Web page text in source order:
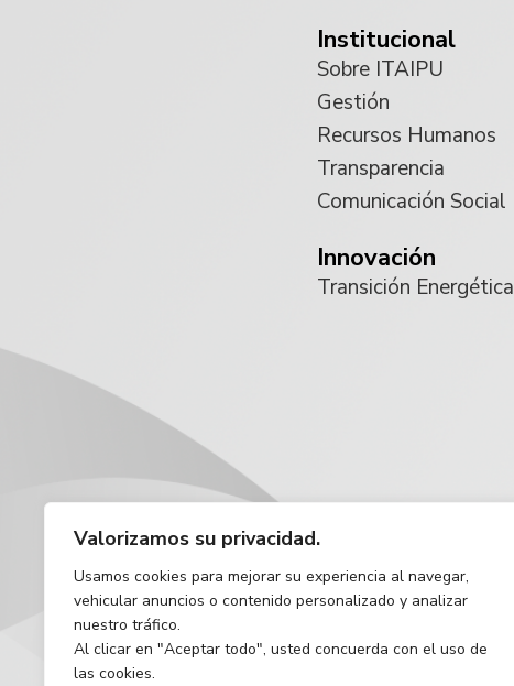
Valorizamos su privacidad.
Usamos cookies para mejorar su experiencia al navegar,
vehicular anuncios o contenido personalizado y analizar
nuestro tráfico.
Al clicar en "Aceptar todo", usted concuerda con el uso de
las cookies.
Institucional
Sobre ITAIPU
Gestión
Recursos Humanos
Transparencia
Comunicación Social
Innovación
Transición Energética